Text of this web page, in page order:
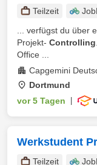
Teilzeit
... verfügst du über
Projekt- Controlling
Office ...
Capgemini
Dortmund
vor 5 Tagen
Werkstudent
Teilzeit